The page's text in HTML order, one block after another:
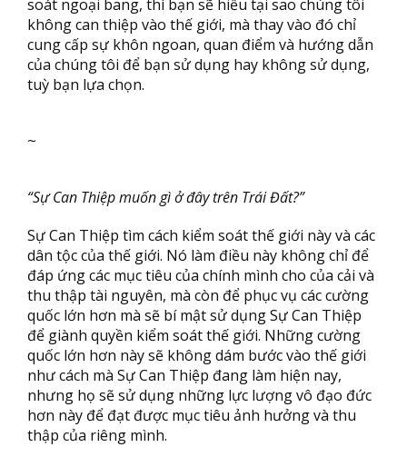
soát ngoại bang, thì bạn sẽ hiểu tại sao chúng tôi
không can thiệp vào thế giới, mà thay vào đó chỉ
cung cấp sự khôn ngoan, quan điểm và hướng dẫn
của chúng tôi để bạn sử dụng hay không sử dụng,
tuỳ bạn lựa chọn.
~
“Sự Can Thiệp muốn gì ở đây trên Trái Đất?”
Sự Can Thiệp tìm cách kiểm soát thế giới này và các
dân tộc của thế giới. Nó làm điều này không chỉ để
đáp ứng các mục tiêu của chính mình cho của cải và
thu thập tài nguyên, mà còn để phục vụ các cường
quốc lớn hơn mà sẽ bí mật sử dụng Sự Can Thiệp
để giành quyền kiểm soát thế giới. Những cường
quốc lớn hơn này sẽ không dám bước vào thế giới
như cách mà Sự Can Thiệp đang làm hiện nay,
nhưng họ sẽ sử dụng những lực lượng vô đạo đức
hơn này để đạt được mục tiêu ảnh hưởng và thu
thập của riêng mình.